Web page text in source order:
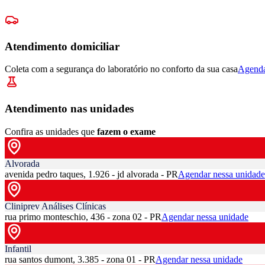
Atendimento domiciliar
Coleta com a segurança do laboratório no conforto da sua casa
Atendimento nas unidades
Confira as unidades que fazem o exame
Alvorada
avenida pedro taques, 1.926 - jd alvorada - PRAgendar nessa unidade
Cliniprev Análises Clínicas
rua primo monteschio, 436 - zona 02 - PRAgendar nessa unidade
Infantil
rua santos dumont, 3.385 - zona 01 - PRAgendar nessa unidade